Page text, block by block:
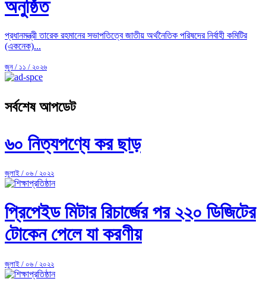
অনুষ্ঠিত
প্রধানমন্ত্রী তারেক রহমানের সভাপতিত্বে জাতীয় অর্থনৈতিক পরিষদের নির্বাহী কমিটির
(একনেক)...
জুন / ১১ / ২০২৬
সর্বশেষ আপডেট
৬০ নিত্যপণ্যে কর ছাড়
জুলাই / ০৬ / ২০২২
প্রিপেইড মিটার রিচার্জের পর ২২০ ডিজিটের
টোকেন পেলে যা করণীয়
জুলাই / ০৬ / ২০২২